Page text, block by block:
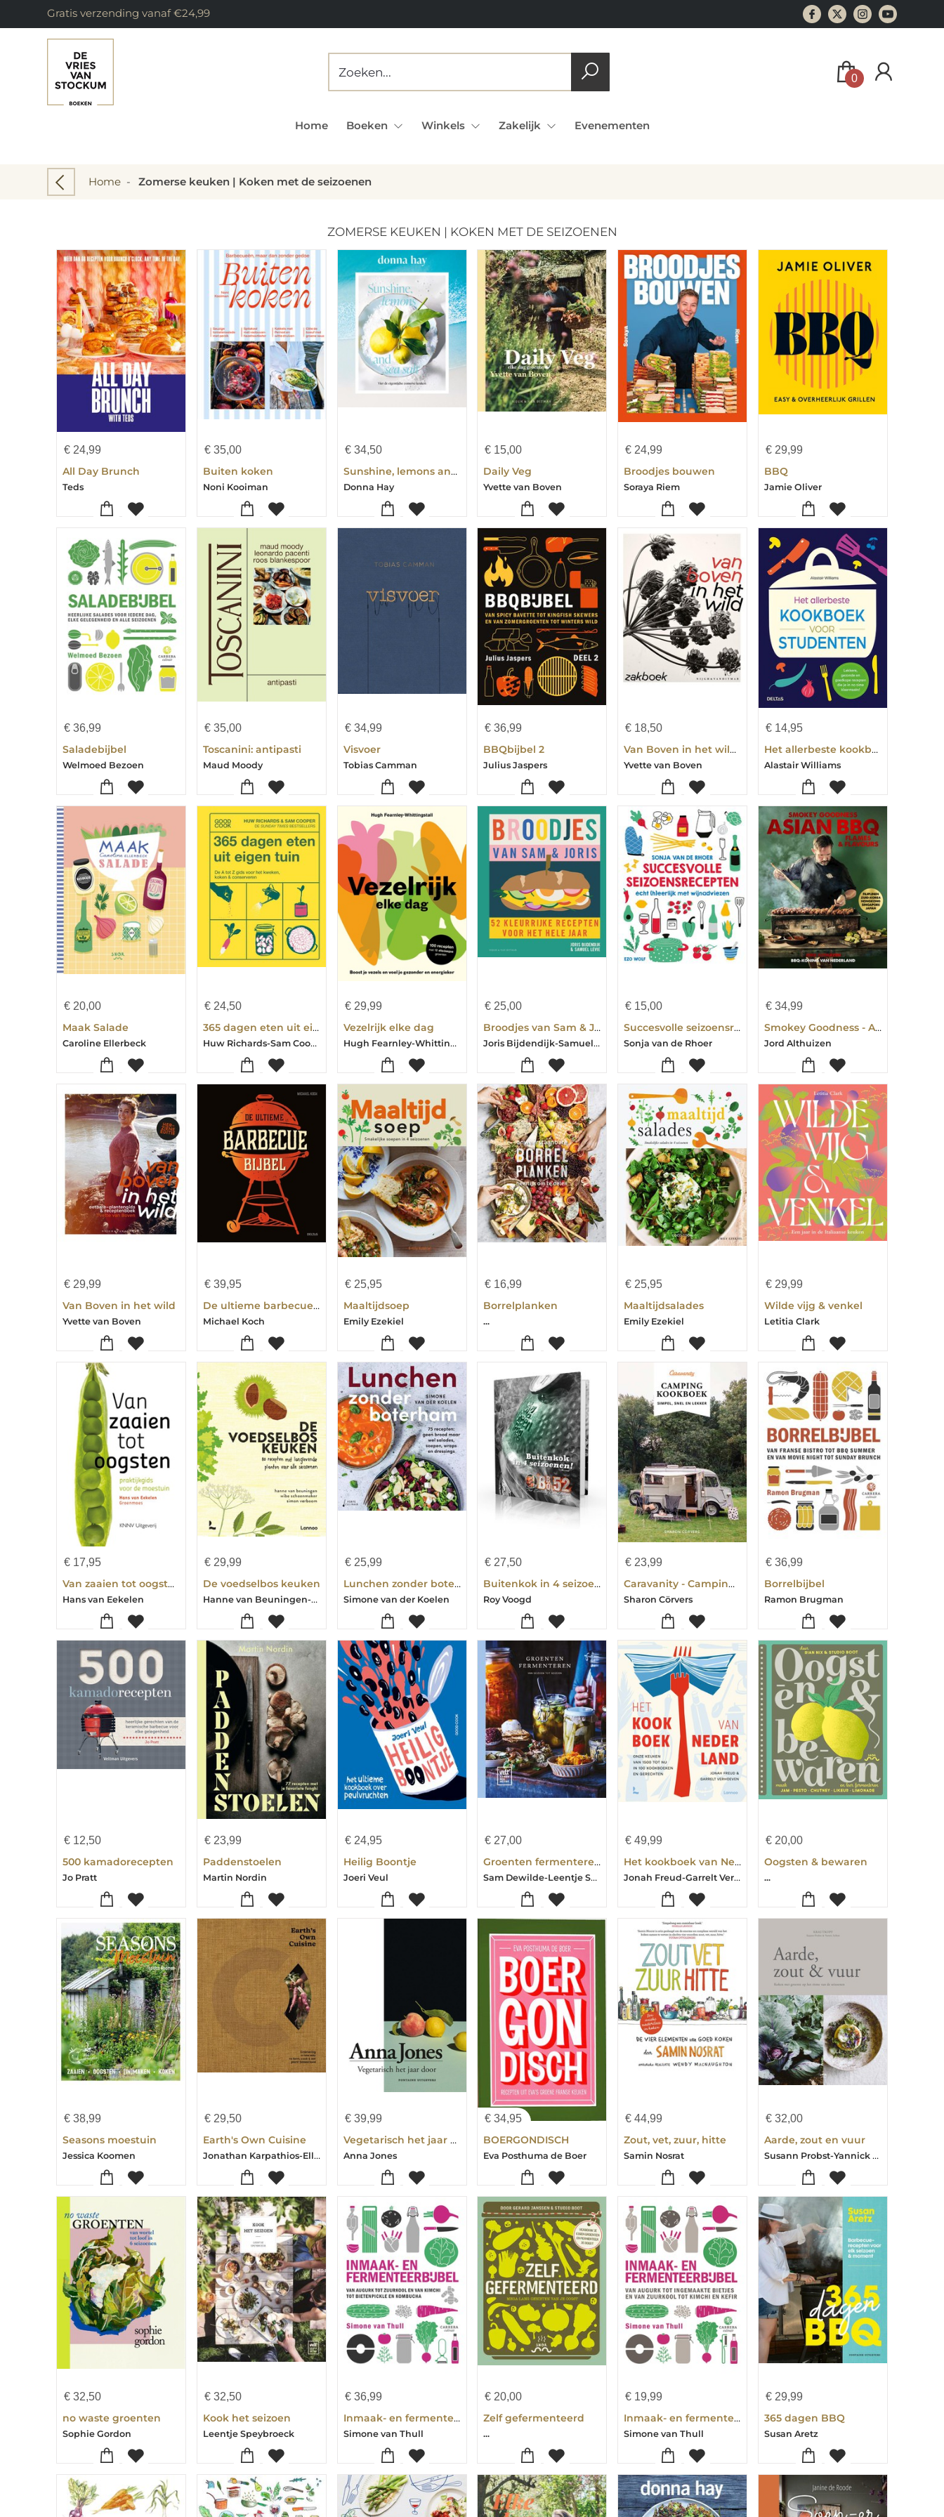
Gratis verzending vanaf €24,99
0
Home Boeken Winkels Zakelijk Evenementen
Home - Zomerse keuken | Koken met de seizoenen
ZOMERSE KEUKEN | KOKEN MET DE SEIZOENEN
€24,99
All Day Brunch
Teds
€35,00
Buiten koken
Noni Kooiman
€34,50
Sunshine, lemons and sea salt
Donna Hay
€ 15,00
Daily Veg
Yvette van Boven
€ 24,99
Broodjes bouwen
Soraya Riem
€ 29,99
BBQ
Jamie Oliver
€36,99
Saladebijbel
Welmoed Bezoen
€35,00
Toscanini: antipasti
Maud Moody
€34,99
Visvoer
Tobias Camman
€ 36,99
BBQbijbel 2
Julius Jaspers
€ 18,50
Van Boven in het wild zakboek
Yvette van Boven
€ 14,95
Het allerbeste kookboek voor studenten
Alastair Williams
€20,00
Maak Salade
Caroline Ellerbeck
€24,50
365 dagen eten uit eigen tuin
Huw Richards-Sam Cooper
€29,99
Vezelrijk elke dag
Hugh Fearnley-Whittingstall
€ 25,00
Broodjes van Sam & Joris
Joris Bijdendijk-Samuel Levie
€ 15,00
Succesvolle seizoensrecepten
Sonja van de Rhoer
€ 34,99
Smokey Goodness - Asian BBQ Flames & Flavours
Jord Althuizen
€29,99
Van Boven in het wild
Yvette van Boven
€39,95
De ultieme barbecue bijbel
Michael Koch
€25,95
Maaltijdsoep
Emily Ezekiel
€ 16,99
Borrelplanken
...
€ 25,95
Maaltijdsalades
Emily Ezekiel
€ 29,99
Wilde vijg & venkel
Letitia Clark
€17,95
Van zaaien tot oogsten
Hans van Eekelen
€29,99
De voedselbos keuken
Hanne van Beuningen-Wibe Schoenmaker-Simon Verboom
€25,99
Lunchen zonder boterham
Simone van der Koelen
€ 27,50
Buitenkok in 4 seizoenen!
Roy Voogd
€ 23,99
Caravanity - Camping kookboek
Sharon Cörvers
€ 36,99
Borrelbijbel
Ramon Brugman
€12,50
500 kamadorecepten
Jo Pratt
€23,99
Paddenstoelen
Martin Nordin
€24,95
Heilig Boontje
Joeri Veul
€ 27,00
Groenten fermenteren
Sam Dewilde-Leentje Speybroeck-Emelie Heller
€ 49,99
Het kookboek van Nederland
Jonah Freud-Garrelt Verhoeven
€ 20,00
Oogsten & bewaren
...
€38,99
Seasons moestuin
Jessica Koomen
€29,50
Earth's Own Cuisine
Jonathan Karpathios-Ellen Schut-Annemiek van Leeuwen
€39,99
Vegetarisch het jaar door
Anna Jones
€ 34,95
BOERGONDISCH
Eva Posthuma de Boer
€ 44,99
Zout, vet, zuur, hitte
Samin Nosrat
€ 32,00
Aarde, zout en vuur
Susann Probst-Yannick Schon
€32,50
no waste groenten
Sophie Gordon
€32,50
Kook het seizoen
Leentje Speybroeck
€36,99
Inmaak- en fermenteerbijbel
Simone van Thull
€ 20,00
Zelf gefermenteerd
...
€ 19,99
Inmaak- en fermenteerbijbel
Simone van Thull
€ 29,99
365 dagen BBQ
Susan Aretz